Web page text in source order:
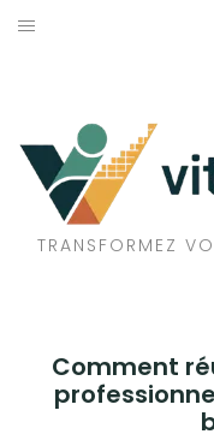
Aller
TRANSFORMEZ
Comment
ÉCOLOGIE
BIEN-ÊTRE